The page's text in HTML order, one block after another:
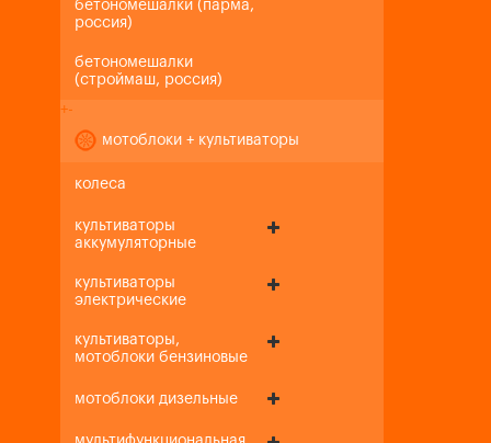
бетономешалки (парма,
россия)
бетономешалки
(строймаш, россия)
+-
мотоблоки + культиваторы
колеса
культиваторы
аккумуляторные
культиваторы
электрические
культиваторы,
мотоблоки бензиновые
мотоблоки дизельные